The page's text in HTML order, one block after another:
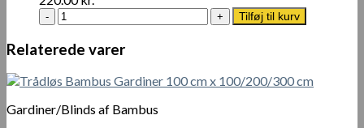
4
mm
antal
Bamboo
Booster
Oil
1L
antal
Tilføj til kurv
Relaterede varer
Gardiner/Blinds af Bambus